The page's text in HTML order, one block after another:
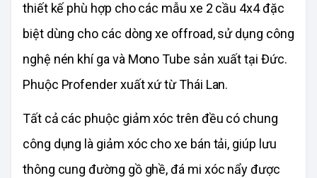
thiết kế phù hợp cho các mẫu xe 2 cầu 4x4 đặc
biệt dùng cho các dòng xe offroad, sử dụng công
nghệ nén khí ga và Mono Tube sản xuất tại Đức.
Phuộc Profender xuất xứ từ Thái Lan.
Tất cả các phuộc giảm xóc trên đều có chung
công dụng là giảm xóc cho xe bán tải, giúp lưu
thông cung đường gồ ghề, đá mi xóc nẩy được